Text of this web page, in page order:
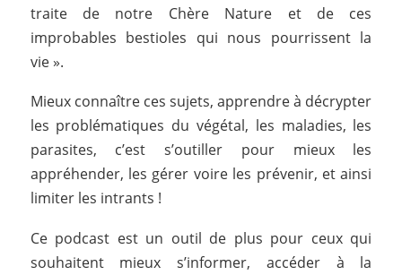
traite de notre Chère Nature et de ces
improbables bestioles qui nous pourrissent la
vie ».
Mieux connaître ces sujets, apprendre à décrypter
les problématiques du végétal, les maladies, les
parasites, c’est s’outiller pour mieux les
appréhender, les gérer voire les prévenir, et ainsi
limiter les intrants !
Ce podcast est un outil de plus pour ceux qui
souhaitent mieux s’informer, accéder à la